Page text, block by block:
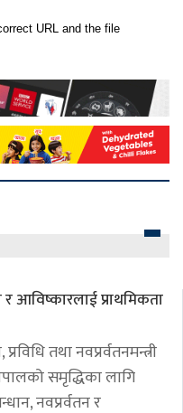
आविष्कारलाई प्राथमिकता
प्रविधि तथा नवप्रर्वतनमन्त्री
समृद्धिका लागि
नवप्रर्वतन र